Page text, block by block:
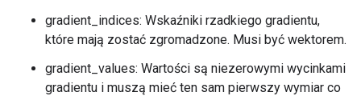
gradient_indices: Wskaźniki rzadkiego gradientu,
które mają zostać zgromadzone. Musi być wektorem.
gradient_values: Wartości są niezerowymi wycinkami
gradientu i muszą mieć ten sam pierwszy wymiar co